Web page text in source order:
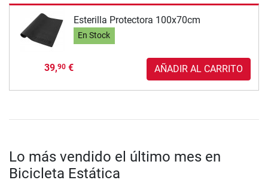
Esterilla Protectora 100x70cm
En Stock
39,90€ AÑADIR AL CARRITO
Lo más vendido el último mes en
Bicicleta Estática